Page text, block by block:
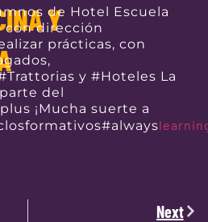
Y
de Hotel Escuela
dirección
prácticas, con
Trattorias y#Hoteles La
del
¡Mucha suerte a
#always
Next